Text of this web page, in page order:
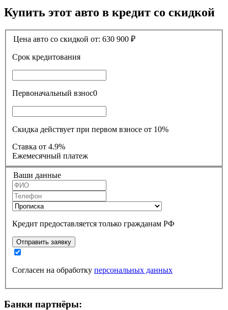
Купить этот авто в кредит со скидкой
Цена авто со скидкой от: 630 900 ₽
Срок кредитования
Первоначальный взнос0
Скидка действует при первом взносе от 10%
Ставка
от 4.9%
Ежемесячный платеж
Ваши данные
Кредит предоставляется только гражданам РФ
Отправить заявку
Согласен на обработку персональных данных
Банки партнёры: